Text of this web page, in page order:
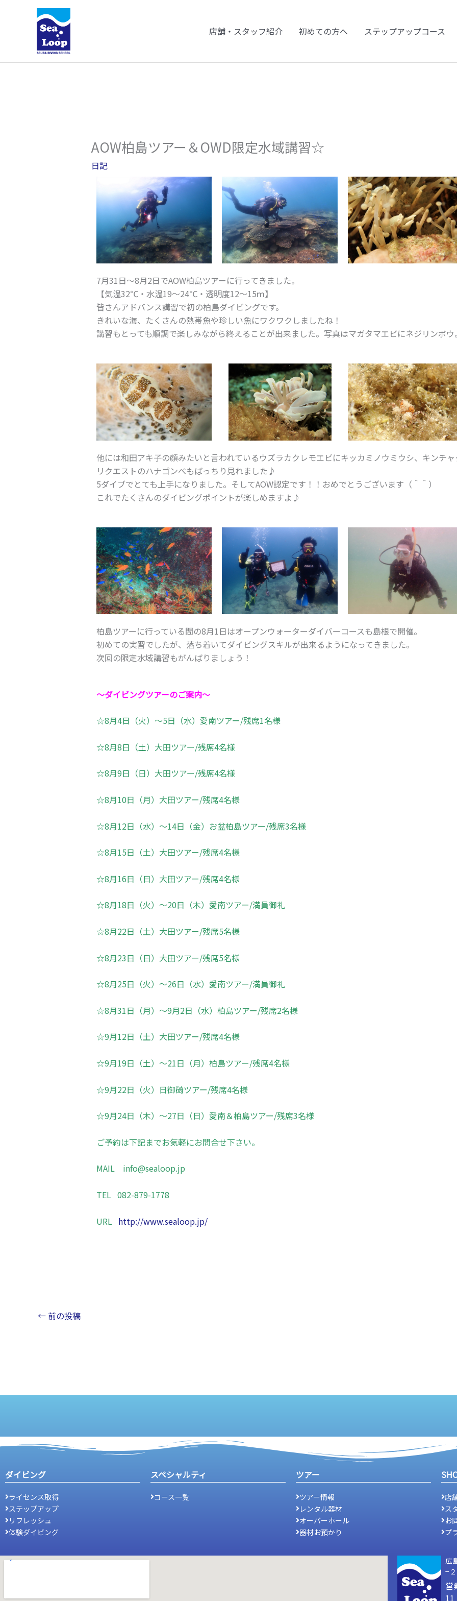
キ
店舗・スタッフ紹介 初めての方へ ステップアップコース
AOW柏島ツアー＆OWD限定水域講習☆
日記
7月31日～8月2日でAOW柏島ツアーに行ってきました。
【気温32℃・水温19～24℃・透明度12～15ｍ】
皆さんアドバンス講習で初の柏島ダイビングです。
きれいな海、たくさんの熱帯魚や珍しい魚にワクワクしましたね！
講習もとっても順調で楽しみながら終えることが出来ました。写真はマガタマエビにネジリンボウ
他には和田アキ子の顔みたいと言われているウズラカクレモエビにキッカミノウミウシ、キンチ
リクエストのハナゴンべもばっちり見れました♪
5ダイブでとても上手になりました。そしてAOW認定です！！おめでとうございます（＾＾）
これでたくさんのダイビングポイントが楽しめますよ♪
柏島ツアーに行っている間の8月1日はオープンウォーターダイバーコースも島根で開催。
初めての実習でしたが、落ち着いてダイビングスキルが出来るようになってきました。
次回の限定水域講習もがんばりましょう！
～ダイビングツアーのご案内～
☆8月4日（火）～5日（水）愛南ツアー/残席1名様
☆8月8日（土）大田ツアー/残席4名様
☆8月9日（日）大田ツアー/残席4名様
☆8月10日（月）大田ツアー/残席4名様
☆8月12日（水）～14日（金）お盆柏島ツアー/残席3名様
☆8月15日（土）大田ツアー/残席4名様
☆8月16日（日）大田ツアー/残席4名様
☆8月18日（火）～20日（木）愛南ツアー/満員御礼
☆8月22日（土）大田ツアー/残席5名様
☆8月23日（日）大田ツアー/残席5名様
☆8月25日（火）～26日（水）愛南ツアー/満員御礼
☆8月31日（月）～9月2日（水）柏島ツアー/残席2名様
☆9月12日（土）大田ツアー/残席4名様
☆9月19日（土）～21日（月）柏島ツアー/残席4名様
☆9月22日（火）日御碕ツアー/残席4名様
☆9月24日（木）～27日（日）愛南＆柏島ツアー/残席3名様
ご予約は下記までお気軽にお問合せ下さい。
MAIL info@sealoop.jp
TEL 082-879-1778
URL http://www.sealoop.jp/
←前の投稿
ダイビング
ライセンス取得
ステップアップ
リフレッシュ
体験ダイビング
スペシャルティ
コース一覧
ツアー
ツアー情報
レンタル器材
オーバーホール
器材お預かり
店
ス
お
プ
広
−
営